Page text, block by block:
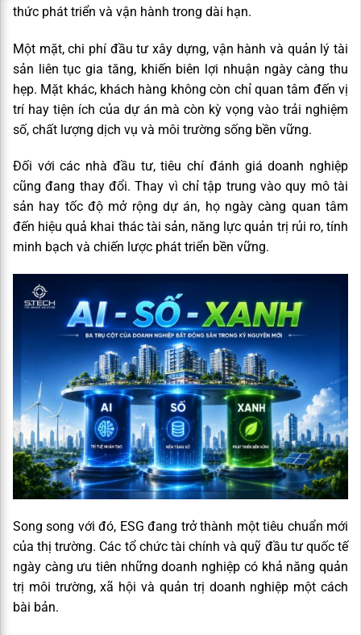
thức phát triển và vận hành trong dài hạn.
Một mặt, chi phí đầu tư xây dựng, vận hành và quản lý tài
sản liên tục gia tăng, khiến biên lợi nhuận ngày càng thu
hẹp. Mặt khác, khách hàng không còn chỉ quan tâm đến vị
trí hay tiện ích của dự án mà còn kỳ vọng vào trải nghiệm
số, chất lượng dịch vụ và môi trường sống bền vững.
Đối với các nhà đầu tư, tiêu chí đánh giá doanh nghiệp
cũng đang thay đổi. Thay vì chỉ tập trung vào quy mô tài
sản hay tốc độ mở rộng dự án, họ ngày càng quan tâm
đến hiệu quả khai thác tài sản, năng lực quản trị rủi ro, tính
minh bạch và chiến lược phát triển bền vững.
Song song với đó, ESG đang trở thành một tiêu chuẩn mới
của thị trường. Các tổ chức tài chính và quỹ đầu tư quốc tế
ngày càng ưu tiên những doanh nghiệp có khả năng quản
trị môi trường, xã hội và quản trị doanh nghiệp một cách
bài bản.